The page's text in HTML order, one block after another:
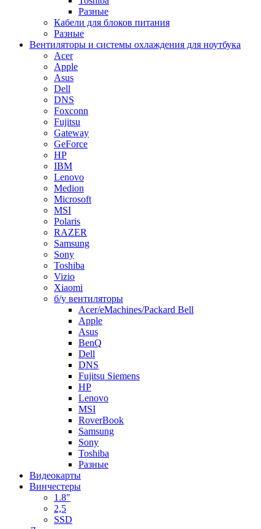
Разные
Кабели для блоков питания
Разные
Вентиляторы и системы охлаждения для ноутбука
Acer
Apple
Asus
Dell
DNS
Foxconn
Fujitsu
Gateway
GeForce
HP
IBM
Lenovo
Medion
Microsoft
MSI
Polaris
RAZER
Samsung
Sony
Toshiba
Vizio
Xiaomi
б/у вентиляторы
Acer/eMachines/Packard Bell
Apple
Asus
BenQ
Dell
DNS
Fujitsu Siemens
HP
Lenovo
MSI
RoverBook
Samsung
Sony
Toshiba
Разные
Видеокарты
Винчестеры
1.8"
2,5
SSD